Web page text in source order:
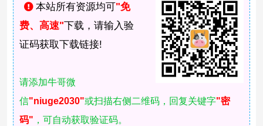
本站所有资源均可"免
费、高速"下载，请输入验
证码获取下载链接!
请添加牛哥微
信"niuge2030"或扫描右侧二维码，回复关键字"密
码" ，可自动获取验证码。